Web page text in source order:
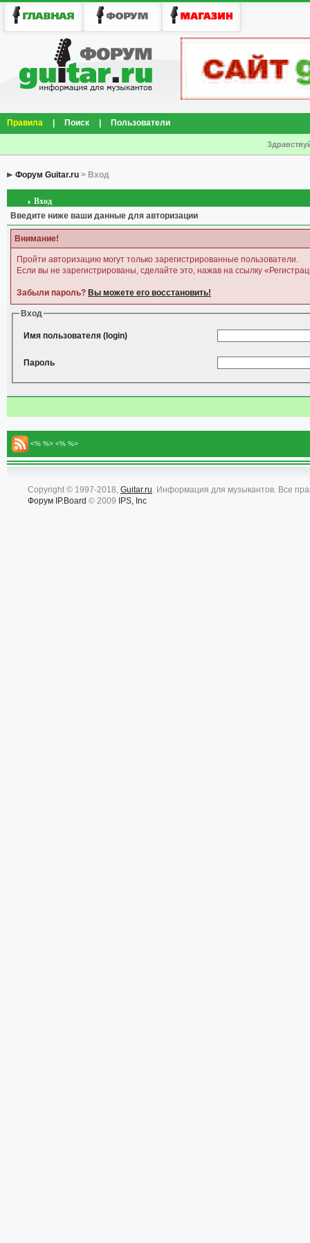
Правила Поиск Пользователи
Форум Guitar.ru > Вход
Вход
Введите ниже ваши данные для авторизации
Внимание!
Пройти авторизацию могут только зарегистрированные пользователи.
Если вы не зарегистрированы, сделайте это, нажав на ссылку
Забыли пароль? Вы можете его восстановить!
Вход
Имя пользователя (login)
Пароль
<% %> <% %>
Copyright © 1997-2018, Guitar.ru. Информация для музыкантов. Все
Форум IP.Board © 2009 IPS, Inc